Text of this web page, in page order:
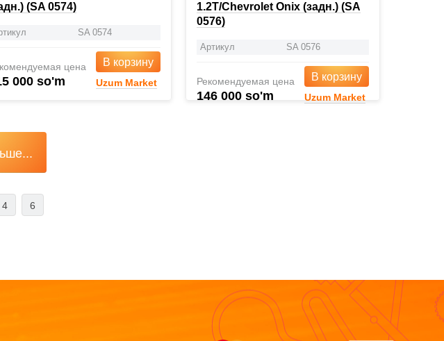
(SA 0574)
SA 0574
цена
000 so'm
В корзину
Uzum Market
1.2T/Chevrolet Onix (задн.) (SA
0576)
Артикул SA 0576
Рекомендуемая цена
146 000 so'm
В корзину
Uzum Market
4 6